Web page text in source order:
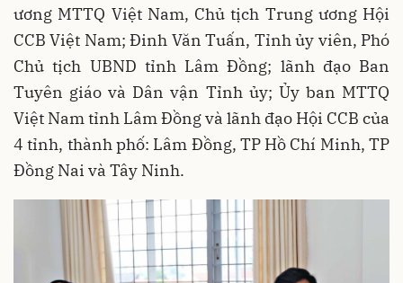
ương MTTQ Việt Nam, Chủ tịch Trung ương Hội
CCB Việt Nam; Đinh Văn Tuấn, Tỉnh ủy viên, Phó
Chủ tịch UBND tỉnh Lâm Đồng; lãnh đạo Ban
Tuyên giáo và Dân vận Tỉnh ủy; Ủy ban MTTQ
Việt Nam tỉnh Lâm Đồng và lãnh đạo Hội CCB của
4 tỉnh, thành phố: Lâm Đồng, TP Hồ Chí Minh, TP
Đồng Nai và Tây Ninh.